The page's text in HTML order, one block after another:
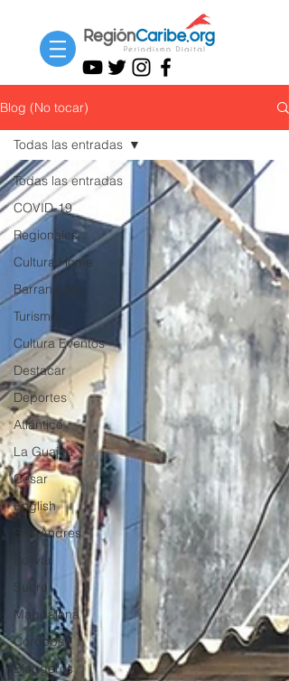
Blog (No tocar)
Todas las entradas
COVID-19
Regionales
Cultura Home
Barranquilla
Turismo
Cultura Eventos
Destacar
Deportes
Atlántico
La Guajira
Cesar
English
San Andres
Bolívar
Sucre
Magdalena
Córdoba
Bloggeros
Todas las entradas